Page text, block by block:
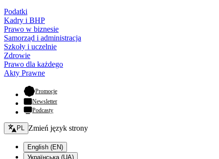
Podatki
Kadry i BHP
Prawo w biznesie
Samorząd i administracja
Szkoły i uczelnie
Zdrowie
Prawo dla każdego
Akty Prawne
Promocje- otwiera się w nowej karcie
Newsletter
Podcasty
Zmień język - bieżący:
PL Zmień język strony
English (EN)
Українська (UA)